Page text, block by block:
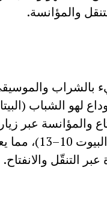
والمؤانسة.
بالشراب
والمؤانسة عبر
الأماكن المقدسة والشخصيات
التنقّل والانفتاح.